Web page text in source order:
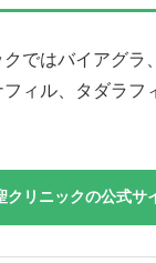
ではバイアグラ
ィル、タダラフ
クリニックの公式サ